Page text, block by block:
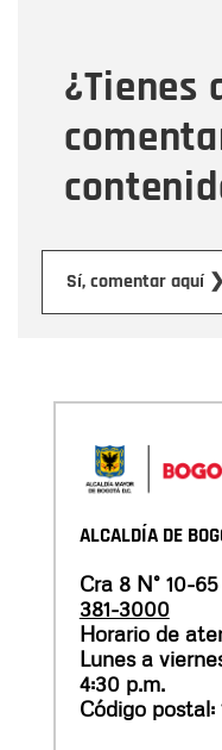
¿Tienes
Sí, comentar aquí ❯
Mensaje
ALCALDÍA DE
Cra 8 N° 10-
381-3000
Horario de
Lunes a
4:30 p.m.
Código postal: